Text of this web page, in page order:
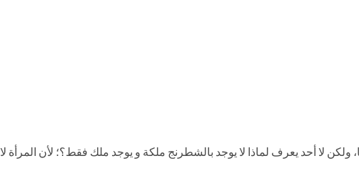
لا أحد يعرف لماذا لا يوجد بالشطرنج ملكة و يوجد ملك فقط؟؛ لأن المرأة لا